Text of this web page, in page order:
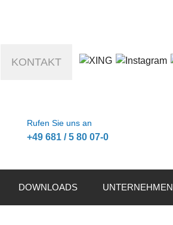
KONTAKT
Rufen Sie uns an
+49 681 / 5 80 07-0
DOWNLOADS UNTERNEHMEN